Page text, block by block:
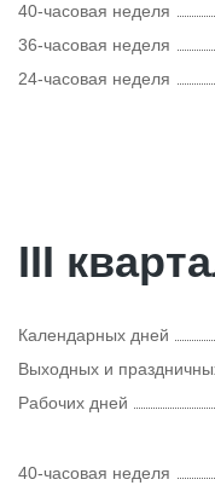
40-часовая неделя
36-часовая неделя
24-часовая неделя
III
Календарных дней
Выходных и
Рабочих дней
40-часовая неделя